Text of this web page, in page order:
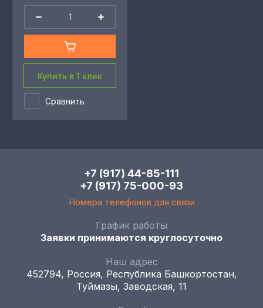
Купить в 1 клик
Сравнить
+7 (917) 44-85-111
+7 (917) 75-000-93
Номера телефонов для связи
График работы
Заявки принимаются круглосуточно
Наш адрес
452794, Россия, Республика Башкортостан,
Туймазы, Заводская, 11